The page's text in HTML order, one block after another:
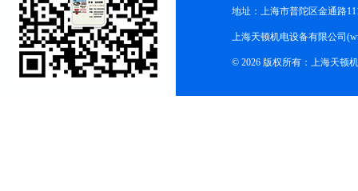
地址：上海市普陀区金通路
上海天顿机电设备有限公司
© 2026 版权所有：上海天顿